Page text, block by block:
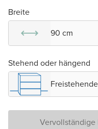
Breite
90 cm
Stehend oder hängend